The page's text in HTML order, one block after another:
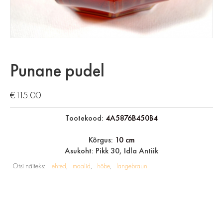
Punane pudel
€115.00
Tootekood: 4A5876B450B4
Kõrgus: 10 cm
Asukoht: Pikk 30, Idla Antiik
Otsi näiteks: ehted maalid hõbe langebraun